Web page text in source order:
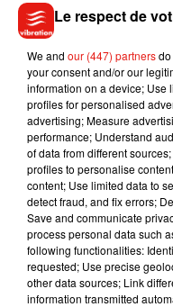
Musique
7 août
dans
7 août
Le respect de
We and our (447) partners
your consent and/or our
information on a device; Use
profiles for personalised
advertising; Measure
performance; Understand
of data from different
profiles to personalise
content; Use limited data to
detect fraud, and fix errors;
Save and communicate
process personal data such
following functionalities:
requested; Use precise
other data sources; Link
information transmitted